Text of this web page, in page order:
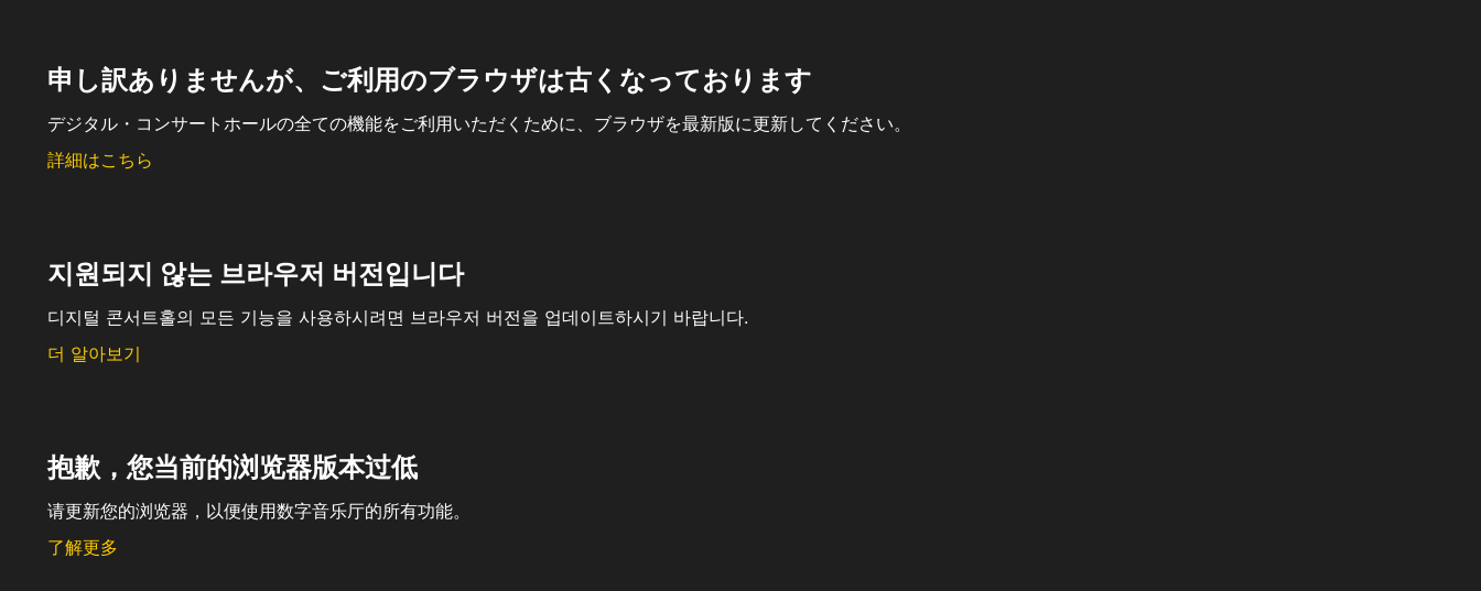
申し訳ありませんが、ご利用のブラウザは古くなっております
デジタル・コンサートホールの全ての機能をご利用いただくために、ブラウザを最新版に更新してください。
詳細はこちら
지원되지 않는 브라우저 버전입니다
디지털 콘서트홀의 모든 기능을 사용하시려면 브라우저 버전을 업데이트하시기 바랍니다.
더 알아보기
抱歉，您当前的浏览器版本过低
请更新您的浏览器，以便使用数字音乐厅的所有功能。
了解更多